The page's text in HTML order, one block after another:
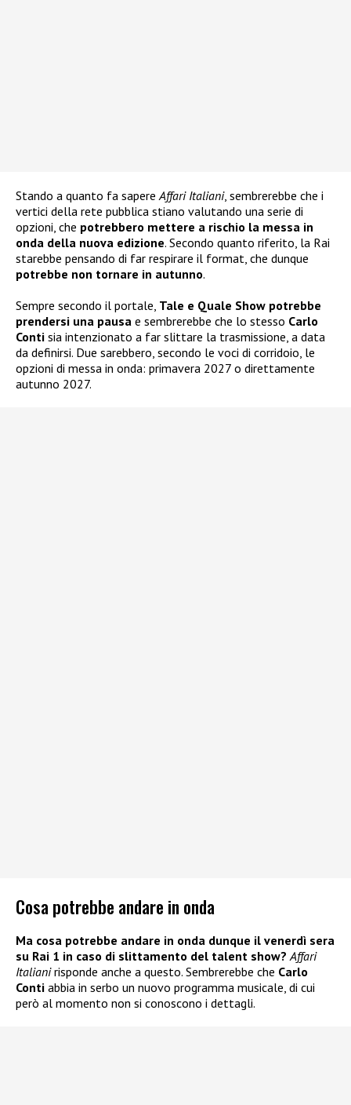
Stando a quanto fa sapereAffari Italiani, sembrerebbe che i
vertici della rete pubblica stiano valutando una serie di
opzioni, che potrebbero mettere a rischio la messa in
onda della nuova edizione. Secondo quanto riferito, la Rai
starebbe pensando di far respirare il format, che dunque
potrebbe non tornare in autunno.
Sempre secondo il portale, Tale e Quale Show potrebbe
prendersi una pausa e sembrerebbe che lo stesso Carlo
Conti sia intenzionato a far slittare la trasmissione, a data
da definirsi. Due sarebbero, secondo le voci di corridoio, le
opzioni di messa in onda: primavera 2027 o direttamente
autunno 2027.
Cosa potrebbe andare in onda
Ma cosa potrebbe andare in onda dunque il venerdì sera
su Rai 1 in caso di slittamento del talent show? Affari
Italianirisponde anche a questo. Sembrerebbe che Carlo
Conti abbia in serbo un nuovo programma musicale, di cui
però al momento non si conoscono i dettagli.